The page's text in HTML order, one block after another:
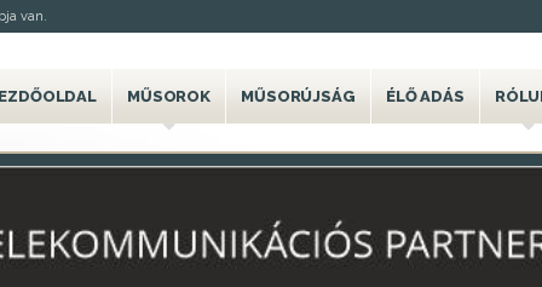
van.
MŰSOROK MŰSORÚJSÁG ÉLŐ ADÁS